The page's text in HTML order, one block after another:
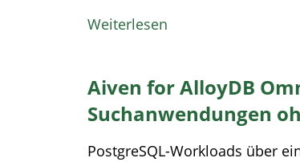
Weiterlesen
Aiven for AlloyDB
Suchanwendungen
PostgreSQL-Workloads über